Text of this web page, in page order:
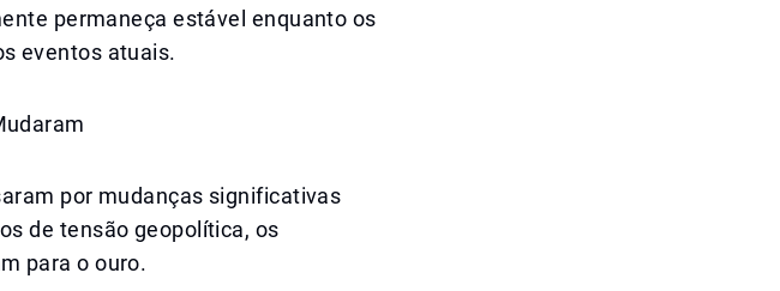
permaneça estável enquanto os
eventos atuais.
por mudanças significativas
de tensão geopolítica, os
para o ouro.